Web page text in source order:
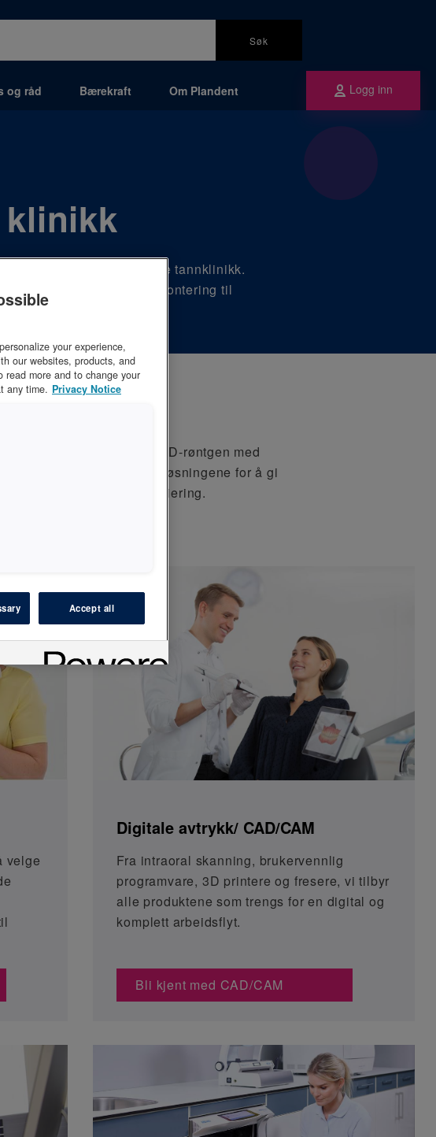
Søk
og råd Bærekraft Om Plandent Logg inn
innredning til en moderne tannklinikk.
valg av utstyr og montering til
via CAD/CAM og 3D-røntgen med
mest teknisk avanserte løsningene for å gi
alt fra tegning til finansiering.
velge
Digitale avtrykk/ CAD/CAM
Fra intraoral skanning, brukervennlig
programvare, 3D printere og fresere, vi tilbyr
alle produktene som trengs for en digital og
komplett arbeidsflyt.
Bli kjent med CAD/CAM
your experience,
our websites, products, and
read more and to change your
any time. Privacy Notice
Accept all